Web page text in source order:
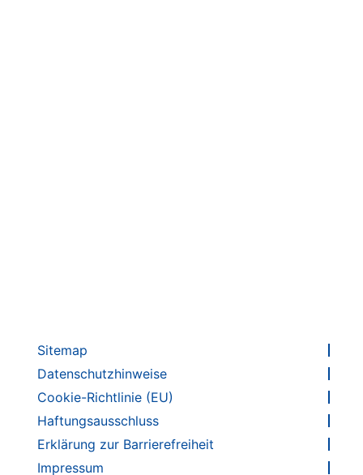
Sitemap
Datenschutzhinweise
Cookie-Richtlinie (EU)
Haftungsausschluss
Erklärung zur Barrierefreiheit
Impressum